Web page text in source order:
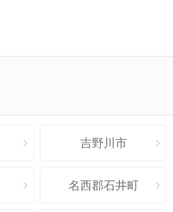
吉野川市
名西郡石井町